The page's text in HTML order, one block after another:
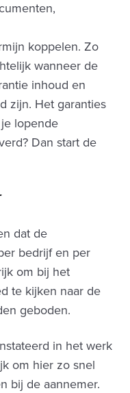
koppelen. Zo
wanneer de
inhoud en
zijn. Het garanties
lopende
Dan start de
dat de
bedrijf en per
om bij het
te kijken naar de
geboden.
in het werk
om hier zo snel
bij de aannemer.